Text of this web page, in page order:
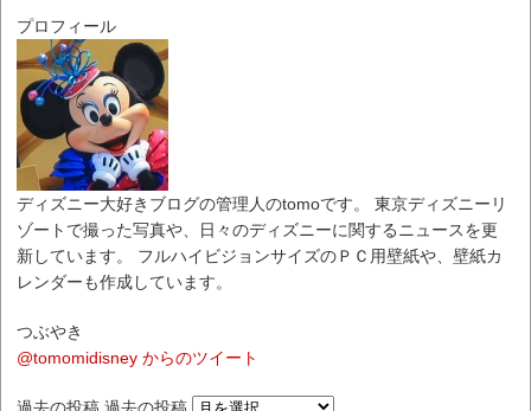
プロフィール
ディズニー大好きブログの管理人のtomoです。 東京ディズニーリ
ゾートで撮った写真や、日々のディズニーに関するニュースを更
新しています。 フルハイビジョンサイズのＰＣ用壁紙や、壁紙カ
レンダーも作成しています。
つぶやき
@tomomidisney からのツイート
過去の投稿過去の投稿